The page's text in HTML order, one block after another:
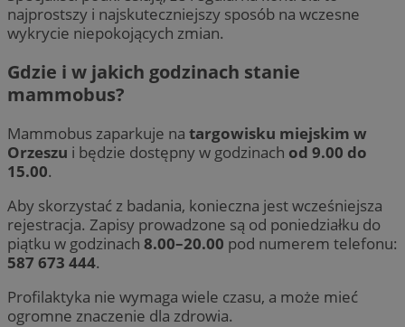
najprostszy i najskuteczniejszy sposób na wczesne
wykrycie niepokojących zmian.
Gdzie i w jakich godzinach stanie
mammobus?
Mammobus zaparkuje na targowisku miejskim w
Orzeszu i będzie dostępny w godzinach od 9.00 do
15.00.
Aby skorzystać z badania, konieczna jest wcześniejsza
rejestracja. Zapisy prowadzone są od poniedziałku do
piątku w godzinach 8.00–20.00 pod numerem telefonu:
587 673 444.
Profilaktyka nie wymaga wiele czasu, a może mieć
ogromne znaczenie dla zdrowia.